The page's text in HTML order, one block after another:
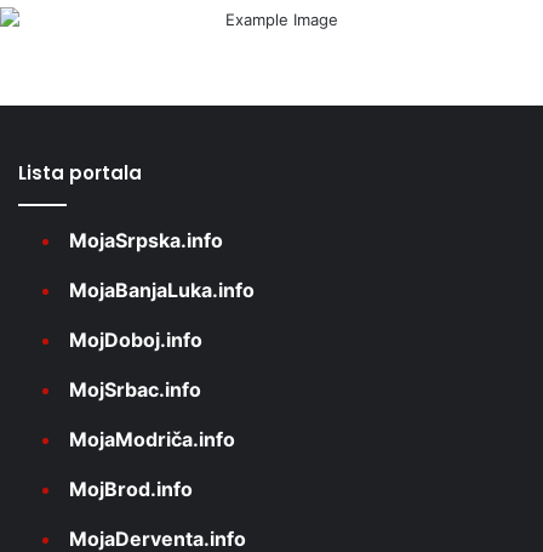
Lista portala
MojaSrpska.info
MojaBanjaLuka.info
MojDoboj.info
MojSrbac.info
MojaModriča.info
MojBrod.info
MojaDerventa.info